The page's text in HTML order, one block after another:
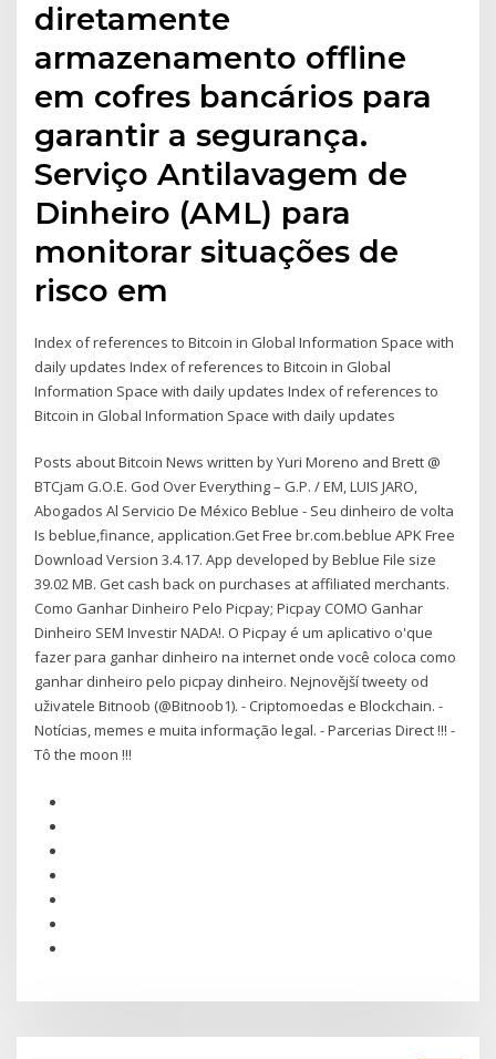
diretamente
armazenamento offline
em cofres bancários para
garantir a segurança.
Serviço Antilavagem de
Dinheiro (AML) para
monitorar situações de
risco em
Index of references to Bitcoin in Global Information Space with
daily updates Index of references to Bitcoin in Global
Information Space with daily updates Index of references to
Bitcoin in Global Information Space with daily updates
Posts about Bitcoin News written by Yuri Moreno and Brett @
BTCjam G.O.E. God Over Everything – G.P. / EM, LUIS JARO,
Abogados Al Servicio De México Beblue - Seu dinheiro de volta
Is beblue,finance, application.Get Free br.com.beblue APK Free
Download Version 3.4.17. App developed by Beblue File size
39.02 MB. Get cash back on purchases at affiliated merchants.
Como Ganhar Dinheiro Pelo Picpay; Picpay COMO Ganhar
Dinheiro SEM Investir NADA!. O Picpay é um aplicativo o'que
fazer para ganhar dinheiro na internet onde você coloca como
ganhar dinheiro pelo picpay dinheiro. Nejnovější tweety od
uživatele Bitnoob (@Bitnoob1). - Criptomoedas e Blockchain. -
Notícias, memes e muita informação legal. - Parcerias Direct !!! -
Tô the moon !!!